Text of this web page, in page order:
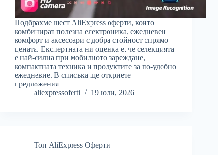
Подбрахме шест AliExpress оферти, които
комбинират полезна електроника, ежедневен
комфорт и аксесоари с добра стойност спрямо
цената. Експертната ни оценка е, че селекцията
е най-силна при мобилното зареждане,
компактната техника и продуктите за по-удобно
ежедневие. В списъка ще откриете
предложения…
aliexpressoferti
19 юли, 2026
Топ AliExpress Оферти